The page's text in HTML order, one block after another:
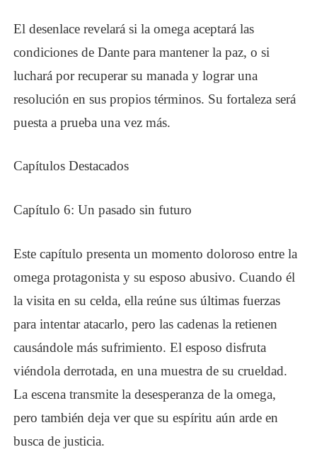
El desenlace revelará si la omega aceptará las
condiciones de Dante para mantener la paz, o si
luchará por recuperar su manada y lograr una
resolución en sus propios términos. Su fortaleza será
puesta a prueba una vez más.
Capítulos Destacados
Capítulo 6: Un pasado sin futuro
Este capítulo presenta un momento doloroso entre la
omega protagonista y su esposo abusivo. Cuando él
la visita en su celda, ella reúne sus últimas fuerzas
para intentar atacarlo, pero las cadenas la retienen
causándole más sufrimiento. El esposo disfruta
viéndola derrotada, en una muestra de su crueldad.
La escena transmite la desesperanza de la omega,
pero también deja ver que su espíritu aún arde en
busca de justicia.